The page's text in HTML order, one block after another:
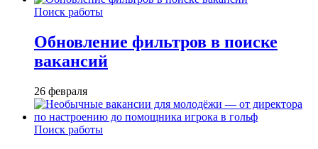
Поиск работы
Обновление фильтров в поиске
вакансий
26 февраля
Поиск работы